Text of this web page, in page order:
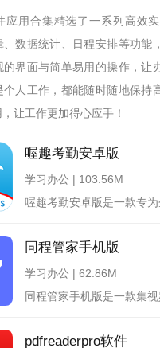
应用合集精选了一系列高效
、数据统计、日程安排等功能
的界面与简单易用的操作，让
个人工作，都能随时随地保持
让工作更加得心应手！
喔趣考勤安卓版
学习办公 | 103.56M
同程管家手机版
学习办公 | 62.86M
pdfreaderpro软件